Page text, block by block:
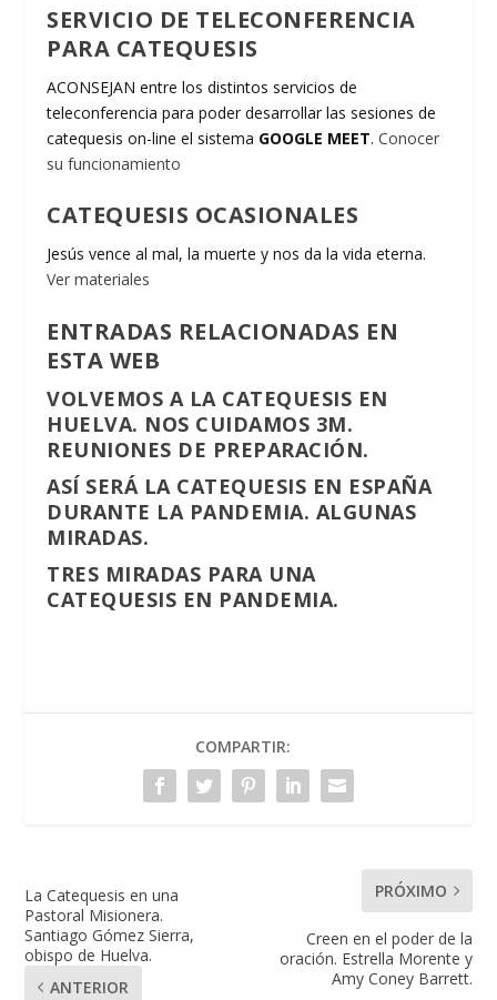
SERVICIO DE TELECONFERENCIA
PARA CATEQUESIS
ACONSEJAN entre los distintos servicios de
teleconferencia para poder desarrollar las sesiones de
catequesis on-line el sistema GOOGLE MEET.Conocer
su funcionamiento
CATEQUESIS OCASIONALES
Jesús vence al mal, la muerte y nos da la vida eterna.
Ver materiales
ENTRADAS RELACIONADAS EN
ESTA WEB
VOLVEMOS A LA CATEQUESIS EN
HUELVA. NOS CUIDAMOS 3M.
REUNIONES DE PREPARACIÓN.
ASÍ SERÁ LA CATEQUESIS EN ESPAÑA
DURANTE LA PANDEMIA. ALGUNAS
MIRADAS.
TRES MIRADAS PARA UNA
CATEQUESIS EN PANDEMIA.
COMPARTIR:
La Catequesis en una
Pastoral Misionera.
Santiago Gómez Sierra,
obispo de Huelva.
ANTERIOR
PRÓXIMO
Creen en el poder de la
oración. Estrella Morente y
Amy Coney Barrett.